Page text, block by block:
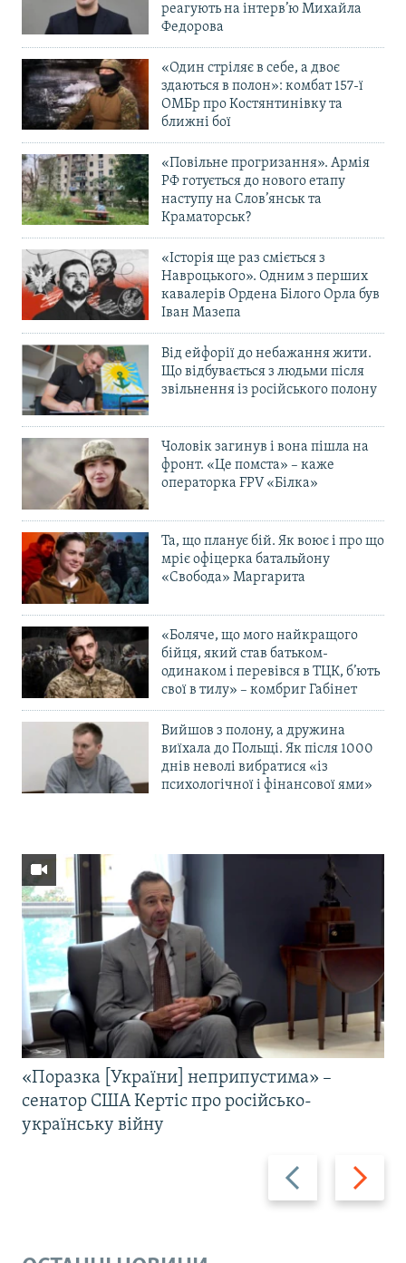
реагують на інтерв’ю Михайла
Федорова
«Один стріляє в себе, а двоє
здаються в полон»: комбат 157-ї
ОМБр про Костянтинівку та
ближні бої
«Повільне прогризання». Армія
РФ готується до нового етапу
наступу на Слов’янськ та
Краматорськ?
«Історія ще раз сміється з
Навроцького». Одним з перших
кавалерів Ордена Білого Орла був
Іван Мазепа
Від ейфорії до небажання жити.
Що відбувається з людьми після
звільнення із російського полону
Чоловік загинув і вона пішла на
фронт. «Це помста» – каже
операторка FPV «Білка»
Та, що планує бій. Як воює і про що
мріє офіцерка батальйону
«Свобода» Маргарита
«Боляче, що мого найкращого
бійця, який став батьком-
одинаком і перевівся в ТЦК, б’ють
свої в тилу» – комбриг Габінет
Вийшов з полону, а дружина
виїхала до Польщі. Як після 1000
днів неволі вибратися «із
психологічної і фінансової ями»
Назад Вперед
«Поразка [України] неприпустима» –
сенатор США Кертіс про російсько-
українську війну